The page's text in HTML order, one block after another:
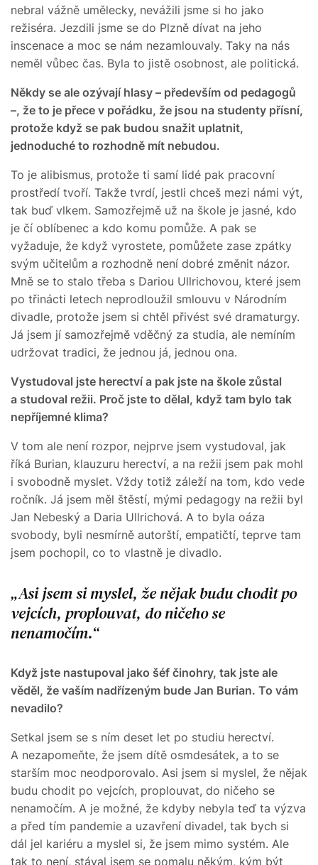
nebral vážně umělecky, nevážili jsme si ho jako
režiséra. Jezdili jsme se do Plzně dívat na jeho
inscenace a moc se nám nezamlouvaly. Taky na nás
neměl vůbec čas. Byla to jistě osobnost, ale politická.
Někdy se ale ozývají hlasy – především od pedagogů
–, že to je přece v pořádku, že jsou na studenty přísní,
protože když se pak budou snažit uplatnit,
jednoduché to rozhodně mít nebudou.
To je alibismus, protože ti samí lidé pak pracovní
prostředí tvoří. Takže tvrdí, jestli chceš mezi námi výt,
tak buď vlkem. Samozřejmě už na škole je jasné, kdo
je čí oblíbenec a kdo komu pomůže. A pak se
vyžaduje, že když vyrostete, pomůžete zase zpátky
svým učitelům a rozhodně není dobré změnit názor.
Mně se to stalo třeba s Dariou Ullrichovou, které jsem
po třinácti letech neprodloužil smlouvu v Národním
divadle, protože jsem si chtěl přivést své dramaturgy.
Já jsem jí samozřejmě vděčný za studia, ale nemíním
udržovat tradici, že jednou já, jednou ona.
Vystudoval jste herectví a pak jste na škole zůstal
a studoval režii. Proč jste to dělal, když tam bylo tak
nepříjemné klima?
V tom ale není rozpor, nejprve jsem vystudoval, jak
říká Burian, klauzuru herectví, a na režii jsem pak mohl
i svobodně myslet. Vždy totiž záleží na tom, kdo vede
ročník. Já jsem měl štěstí, mými pedagogy na režii byl
Jan Nebeský a Daria Ullrichová. A to byla oáza
svobody, byli nesmírně autorští, empatičtí, teprve tam
jsem pochopil, co to vlastně je divadlo.
Asi jsem si myslel, že nějak budu chodit po
vejcích, proplouvat, do ničeho se
nenamočím.
Když jste nastupoval jako šéf činohry, tak jste ale
věděl, že vaším nadřízeným bude Jan Burian. To vám
nevadilo?
Setkal jsem se s ním deset let po studiu herectví.
A nezapomeňte, že jsem dítě osmdesátek, a to se
starším moc neodporovalo. Asi jsem si myslel, že nějak
budu chodit po vejcích, proplouvat, do ničeho se
nenamočím. A je možné, že kdyby nebyla teď ta výzva
a před tím pandemie a uzavření divadel, tak bych si
dál jel kariéru a myslel si, že jsem mimo systém. Ale
tak to není, stával jsem se pomalu někým, kým být